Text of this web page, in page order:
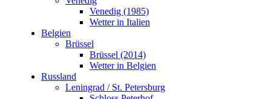
Tschechien
Prag
Anreise Prag (1988)
Stadtansichten Prag
Burg Karlstein
KZ Theresienstadt
Estland
Venedig (1985)
Wetter in Italien
Belgien
Brüssel
Brüssel (2014)
Wetter in Belgien
Russland
Leningrad / St. Petersburg